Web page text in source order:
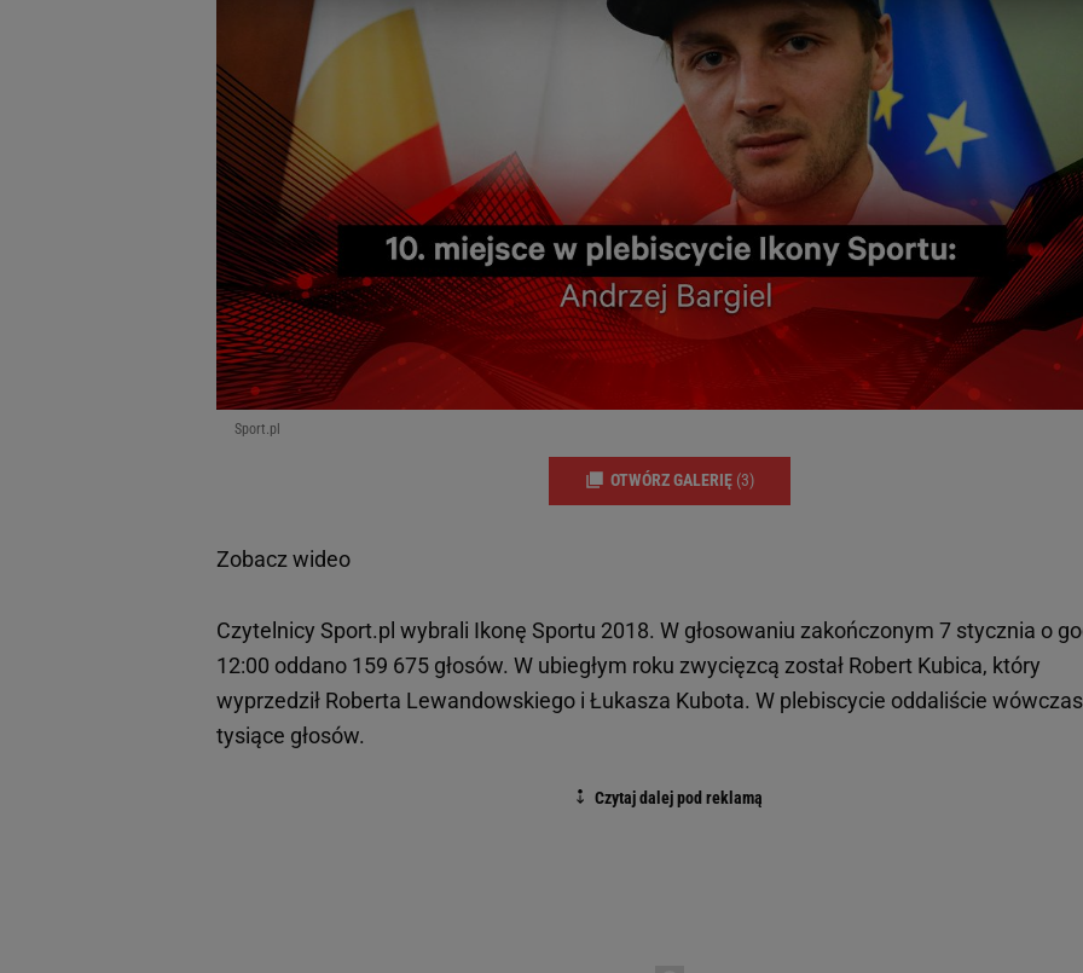
Sport.pl
OTWÓRZ GALERIĘ (3)
Zobacz wideo
Czytelnicy Sport.pl wybrali Ikonę Sportu 2018. W głosowaniu zakończonym 7 stycznia o
12:00 oddano 159 675 głosów. W ubiegłym roku zwycięzcą został Robert Kubica, który
wyprzedził Roberta Lewandowskiego i Łukasza Kubota. W plebiscycie oddaliście
tysiące głosów.